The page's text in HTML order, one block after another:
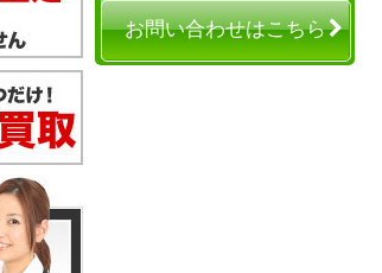
お問い合わせはこちら